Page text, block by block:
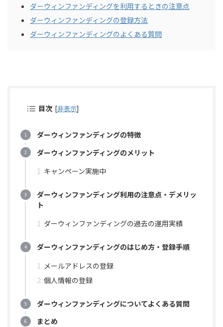
ダーウィンファンディングを利用するときの注意点
ダーウィンファンディングの登録方法
ダーウィンファンディングのよくある質問
目次 [非表示]
ダーウィンファンディングの特徴
ダーウィンファンディングのメリット
キャンペーン実施中
ダーウィンファンディング利用の注意点・デメリッ
ト
ダーウィンファンディングの過去の運用実績
ダーウィンファンディングのはじめ方・登録手順
メールアドレスの登録
個人情報の登録
ダーウィンファンディングについてよくある質問
まとめ